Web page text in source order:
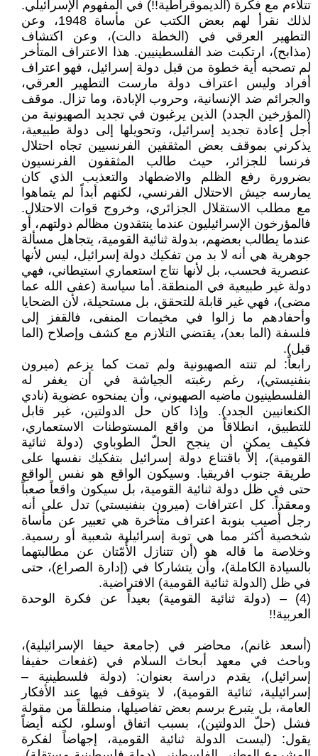
تتلاءم مع فكرة (الديموقراطية!!) في المفهوم الإسرائيلي.
لذلك نقرأ لهم بعض الكتب عن مأساة 1948، وعن
التطهير العرقي في (الخطة دالت)، وعن اكتشاف
(مذابح)، ارتكبت ضد الفلسطينيين. هذا الاعتراف المتأخر
لم تصحبه أية خطوة من قبل دولة إسرائيل، فهو اعتراف
أفراد وليس اعتراف دولة مارست التطهير العرقي،
والجرائم ضد الإنسانية، وحروب الإبادة، وما تزال. موقف
(المؤرخين الجدد) الذين يرغبون في تجديد الصهيونية من
أجل إعادة تجديد إسرائيل، وتحويلها إلى دولة طبيعية،
يذكرني بموقف بعض المثقفين الفرنسيين تجاه احتلال
فرنسا للجزائر، حيث طالب المثقفون الفرنسيون
بضرورة رفع الظلم والاضطهاد والتعذيب الذي كان
يمارسه جيش الاحتلال الفرنسي، لكنهم أبداً لم يتماهوا
مع مطلب الاستقلال الجزائري، وخروج قوات الاحتلال.
فالمؤرخون الإسرائيليون عندما ينتقدون مظالم دولتهم، أو
عندما يطالب بعضهم، بدولة ثنائية القومية، يتجاهل مسألة
جوهرية هي أنه لا بد من تفكيك دولة إسرائيل، ليس لأنها
عنصرية فحسب، بل لأنها نتاج استعماري استيطاني، فهي
دولة غير طبيعية في المنطقة. أما سياسة (عفى الله عما
مضى)، فهي غير قابلة للتحقق، بل مستحيلة، لأن الضحايا
وأحفادهم ما زالوا في مخيمات المنفى، فالقفز إلى
فلسفة (الما بعد)، يقتضي التلازم مع كشف وإصلاح (الما
قبل).
رابعاً: لم تنته الصهيونية ولم تمت كما يزعم (ميرون
بنفنيستي)، رغم رغبته الجياشة في أن يغفر له
الفلسطينيون ماضيه الصهيوني، وأن يمنحوه عضوية (نادي
الكنعانيين الجدد). وإذا كان حل الدولتين، غير قابل
للتطبيق، انطلاقاً من واقع المستوطنات الاستعماري،
فكيف يمكن أن ينجح الحلّ الطوباوي (دولة ثنائية
القومية)، إلاَّ باقتناع دولة إسرائيل بتفكيك نفسها على
طريقة جنوب افريقيا. وسيكون الواقع هو نفس الواقع
حتى في ظل دولة ثنائية القومية، بل سيكون واقعاً صعباً
ومعقداً. كل اعترافات (ميرون بنفنيستي) تدل على أنه
رجل أُصيب بنوبة اعتراف متأخرة هي تعبير عن مأساة
شخصية أكثر مما هي توبة إسرائيلية شعبية أو رسمية.
وخلاصة ما قاله هو (أن تتنازل الأُمّتان عن مطالبتهما
بالسيادة الكاملة)، وأن يتشاركا في (إدارة الصراع)، حتى
في ظل (الدولة ثنائية القومية) الافتراضية.
(4) – (دولة ثنائية القومية) بعيداً عن فكرة الوحدة
العربية!!
(أسعد غانم)، محاضر في (جامعة حيفا الإسرائيلية)،
وباحث في معهد أبحاث السلام في (غفعات حفيفا
إسرائيل)، يقدم دراسة بعنوان: (دولة فلسطينية –
إسرائيلية، ثنائية القومية)، لا يتوقف فيها عند الأفكار
العامة، بل يتبرع برسم بعض تفاصيلها، منطلقاً من مقولة
فشل (حلّ الدولتين)، بسبب اتفاق أوسلو، لكنه أيضاً
يقول: (ليست الدولة ثنائية القومية، إجهاضاً لفكرة